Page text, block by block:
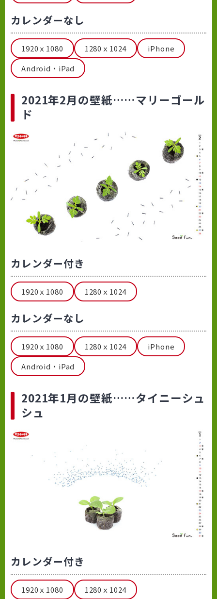
カレンダーなし
1920ｘ1080 1280ｘ1024
iPhone
Android・iPad
2021年2月の壁紙……マリーゴール
ド
カレンダー付き
1920ｘ1080 1280ｘ1024
カレンダーなし
1920ｘ1080 1280ｘ1024
iPhone
Android・iPad
2021年1月の壁紙……タイニーシュ
シュ
カレンダー付き
1920ｘ1080 1280ｘ1024